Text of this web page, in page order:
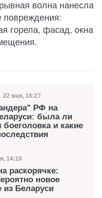
волна нанесла
повреждения:
горела, фасад, окна
Дата публикации
22 мая, 18:27
РФ на
была ли
боеголовка и какие
публикации
14:10
раскорячке:
новое
из Беларуси